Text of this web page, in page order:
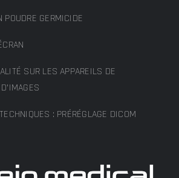
POUDRE GERMICIDE
SUR LES APPAREILS DE
: PRÉRÉGLAGE DICOM